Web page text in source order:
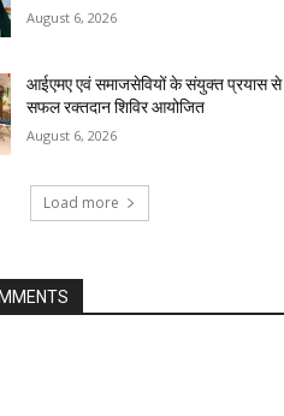
August 6, 2026
आईएमए एवं समाजसेवियों के संयुक्त प्रयास से
सफल रक्तदान शिविर आयोजित
August 6, 2026
Load more